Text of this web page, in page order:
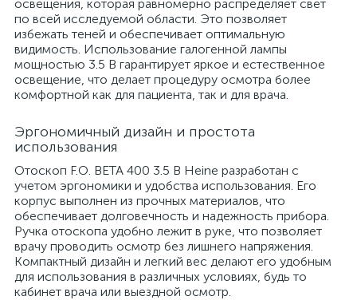
освещения, которая равномерно распределяет свет
по всей исследуемой области. Это позволяет
избежать теней и обеспечивает оптимальную
видимость. Использование галогенной лампы
мощностью 3.5 В гарантирует яркое и естественное
освещение, что делает процедуру осмотра более
комфортной как для пациента, так и для врача.
Эргономичный дизайн и простота
использования
Отоскоп F.O. BETA 400 3.5 В Heine разработан с
учетом эргономики и удобства использования. Его
корпус выполнен из прочных материалов, что
обеспечивает долговечность и надежность прибора.
Ручка отоскопа удобно лежит в руке, что позволяет
врачу проводить осмотр без лишнего напряжения.
Компактный дизайн и легкий вес делают его удобным
для использования в различных условиях, будь то
кабинет врача или выездной осмотр.